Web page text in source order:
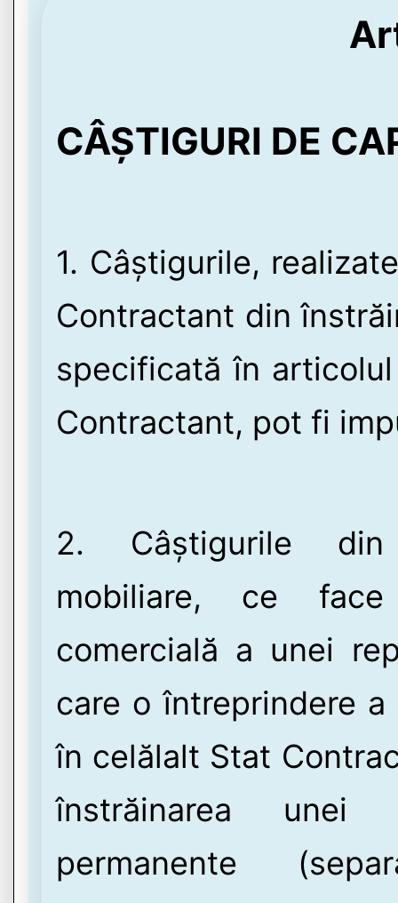
CÂȘTIGURI DE
1. Câștigurile,
Contractant din
specificată în
Contractant, pot fi
2. Câștigurile din
mobiliare, ce
comercială a unei
care o întreprindere
în celălalt Stat
înstrăinarea unei
permanente